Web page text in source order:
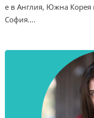
е в Англия, Южна Корея
София….